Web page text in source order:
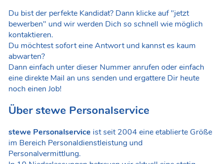
Du bist der perfekte Kandidat? Dann klicke auf "jetzt
bewerben" und wir werden Dich so schnell wie möglich
kontaktieren.
Du möchtest sofort eine Antwort und kannst es kaum
abwarten?
Dann einfach unter dieser Nummer anrufen oder einfach
eine direkte Mail an uns senden und ergattere Dir heute
noch einen Job!
Über stewe Personalservice
stewe Personalservice ist seit 2004 eine etablierte Größe
im Bereich Personaldienstleistung und
Personalvermittlung.